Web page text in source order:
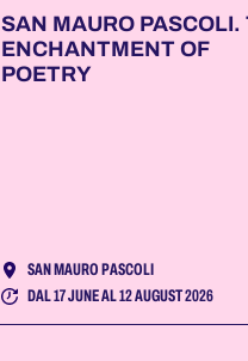
SAN MAURO PASCOLI.
ENCHANTMENT OF
POETRY
SAN MAURO PASCOLI
DAL 17 JUNE AL 12 AUGUST 2026